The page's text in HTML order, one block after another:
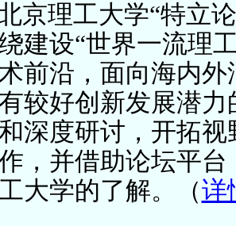
京理工大学“特立
建设“世界一流理
前沿，面向海内
较好创新发展潜
深度研讨，开拓
，并借助论坛平
大学的了解。（详